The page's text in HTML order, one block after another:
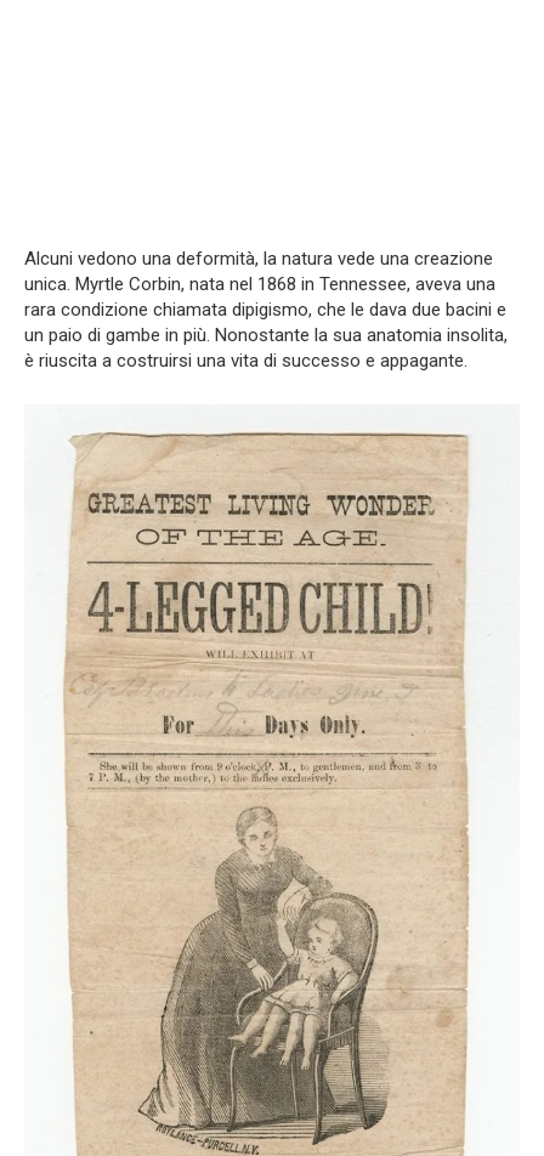
Alcuni vedono una deformità, la natura vede una creazione
unica. Myrtle Corbin, nata nel 1868 in Tennessee, aveva una
rara condizione chiamata dipigismo, che le dava due bacini e
un paio di gambe in più. Nonostante la sua anatomia insolita,
è riuscita a costruirsi una vita di successo e appagante.